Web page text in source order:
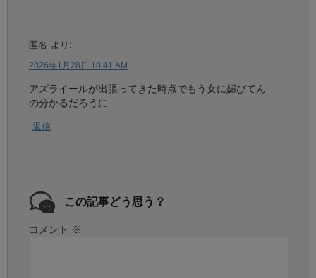
匿名 より:
2026年1月28日 10:41 AM
アズライールが出張ってきた時点でもう女に媚びてん
の分かるだろうに
返信
この記事どう思う？
コメント ※